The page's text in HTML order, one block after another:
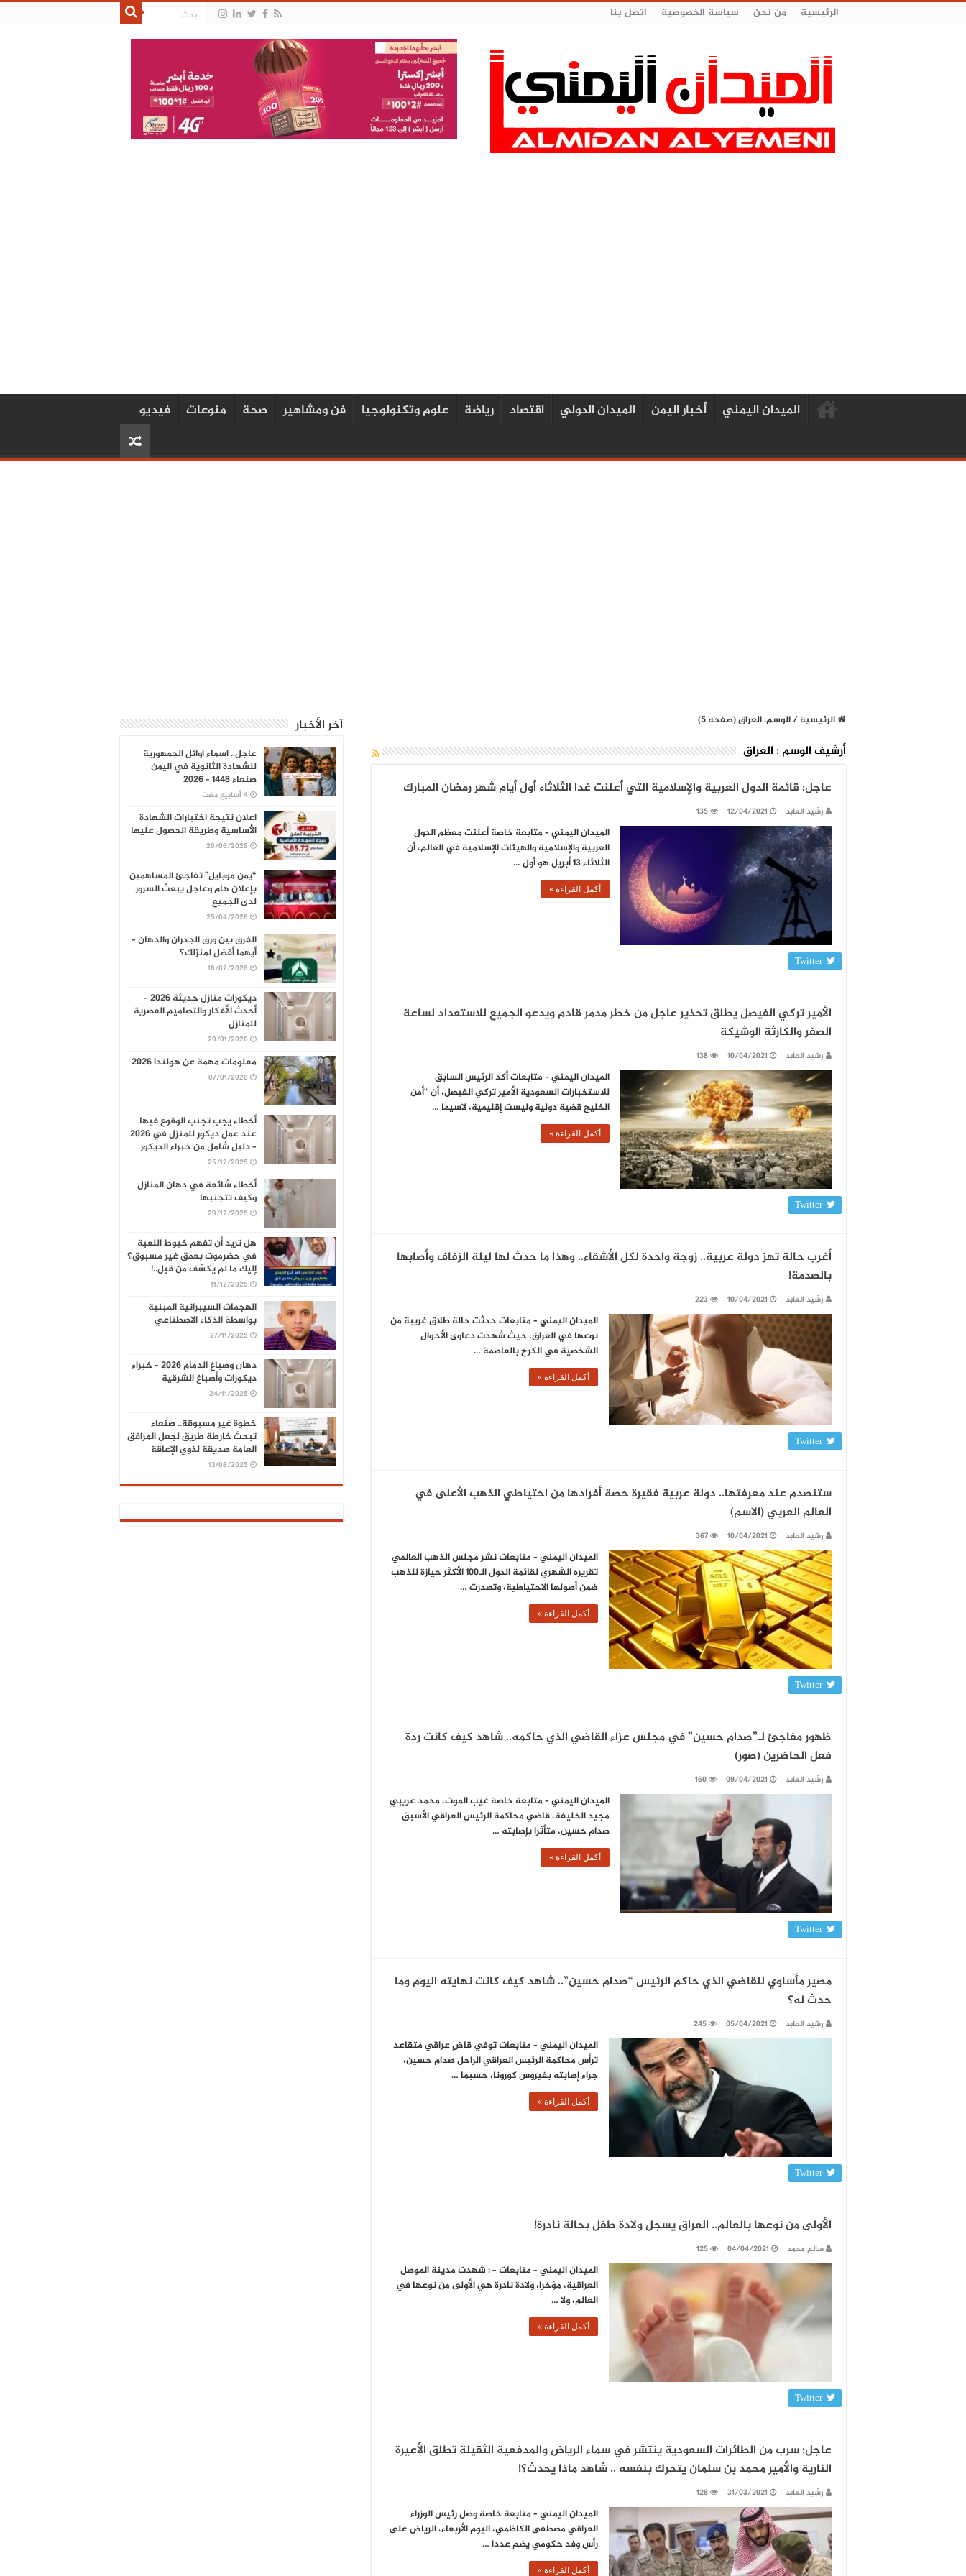
الرئيسية من نحن سياسة الخصوصية اتصل بنا
الميدان اليمني أخبار اليمن الميدان الدولي اقتصاد رياضة علوم وتكنولوجيا فن ومشاهير صحة منوعات فيديو
الرئيسية/الوسم:العراق(صفحه 5)
أرشيف الوسم : العراق
عاجل: قائمة الدول العربية والإسلامية التي أعلنت غدا الثلاثاء أول أيام شهر رمضان المبارك
رشيد العابد 12/04/2021
135
الميدان اليمني – متابعة خاصة أعلنت معظم الدول
العربية والإسلامية والهيئات الإسلامية في العالم، أن
الثلاثاء 13 أبريل هو أول …
أكمل القراءة »
Twitter
الأمير تركي الفيصل يطلق تحذير عاجل من خطر مدمر قادم ويدعو الجميع للاستعداد لساعة
الصفر والكارثة الوشيكة
رشيد العابد 10/04/2021
138
الميدان اليمني – متابعات أكد الرئيس السابق
للاستخبارات السعودية الأمير تركي الفيصل، أن “أمن
الخليج قضية دولية وليست إقليمية، لاسيما …
أكمل القراءة »
Twitter
أغرب حالة تهز دولة عربية.. زوجة واحدة لكل الأشقاء.. وهذا ما حدث لها ليلة الزفاف وأصابها
بالصدمة!
رشيد العابد 10/04/2021
223
الميدان اليمني – متابعات حدثت حالة طلاق غريبة من
نوعها في العراق، حيث شهدت دعاوى الأحوال
الشخصية في الكرخ بالعاصمة …
أكمل القراءة »
Twitter
ستنصدم عند معرفتها.. دولة عربية فقيرة حصة أفرادها من احتياطي الذهب الأعلى في
العالم العربي (الاسم)
رشيد العابد 10/04/2021
367
الميدان اليمني – متابعات نشر مجلس الذهب العالمي
تقريره الشهري لقائمة الدول الـ100 الأكثر حيازة للذهب
ضمن أصولها الاحتياطية، وتصدرت …
أكمل القراءة »
Twitter
ظهور مفاجئ لـ”صدام حسين” في مجلس عزاء القاضي الذي حاكمه.. شاهد كيف كانت ردة
فعل الحاضرين (صور)
رشيد العابد 09/04/2021
160
الميدان اليمني – متابعة خاصة غيب الموت، محمد عريبي
مجيد الخليفة، قاضي محاكمة الرئيس العراقي الأسبق
صدام حسين، متأثرا بإصابته …
أكمل القراءة »
Twitter
مصير مأساوي للقاضي الذي حاكم الرئيس “صدام حسين”.. شاهد كيف كانت نهايته اليوم وما
حدث له؟
رشيد العابد 05/04/2021
245
الميدان اليمني – متابعات توفي قاضٍ عراقي متقاعد
ترأس محاكمة الرئيس العراقي الراحل صدام حسين،
جراء إصابته بفيروس كورونا، حسبما …
أكمل القراءة »
Twitter
الأولى من نوعها بالعالم.. العراق يسجل ولادة طفل بحالة نادرة!
سالم محمد 04/04/2021
125
الميدان اليمني – متابعات – : شهدت مدينة الموصل
العراقية، مؤخرا، ولادة نادرة هي الأولى من نوعها في
العالم، ولا …
أكمل القراءة »
Twitter
عاجل: سرب من الطائرات السعودية ينتشر في سماء الرياض والمدفعية الثقيلة تطلق الأعيرة
النارية والأمير محمد بن سلمان يتحرك بنفسه .. شاهد ماذا يحدث؟!
رشيد العابد 31/03/2021
128
الميدان اليمني – متابعة خاصة وصل رئيس الوزراء
العراقي مصطفى الكاظمي، اليوم الأربعاء، الرياض على
رأس وفد حكومي يضم عددا …
أكمل القراءة »
آخر الأخبار
عاجل.. اسماء اوائل الجمهورية
للشهادة الثانوية في اليمن
صنعاء 1448 – 2026
اعلان نتيجة اختبارات الشهادة
الأساسية وطريقة الحصول عليها
20/06/2026
“يمن موبايل” تفاجئ المساهمين
بإعلان هام وعاجل يبعث السرور
لدى الجميع
25/04/2026
الفرق بين ورق الجدران والدهان –
أيهما أفضل لمنزلك؟
16/02/2026
ديكورات منازل حديثة 2026 –
أحدث الأفكار والتصاميم العصرية
للمنازل
20/01/2026
معلومات مهمة عن هولندا 2026
07/01/2026
أخطاء يجب تجنب الوقوع فيها
عند عمل ديكور للمنزل في 2026
– دليل شامل من خبراء الديكور
25/12/2025
أخطاء شائعة في دهان المنازل
وكيف تتجنبها
20/12/2025
هل تريد أن تفهم خيوط اللعبة
في حضرموت بعمق غير مسبوق؟
إليك ما لم يُكشف من قبل..!
11/12/2025
الهجمات السيبرانية المبنية
بواسطة الذكاء الاصطناعي
27/11/2025
دهان وصباغ الدمام 2026 – خبراء
ديكورات وأصباغ الشرقية
24/11/2025
خطوة غير مسبوقة.. صنعاء
تبحث خارطة طريق لجعل المرافق
العامة صديقة لذوي الإعاقة
13/08/2025